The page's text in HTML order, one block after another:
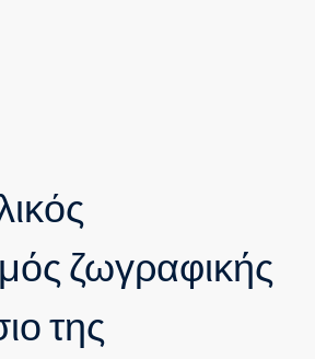
ζωγραφικής
της